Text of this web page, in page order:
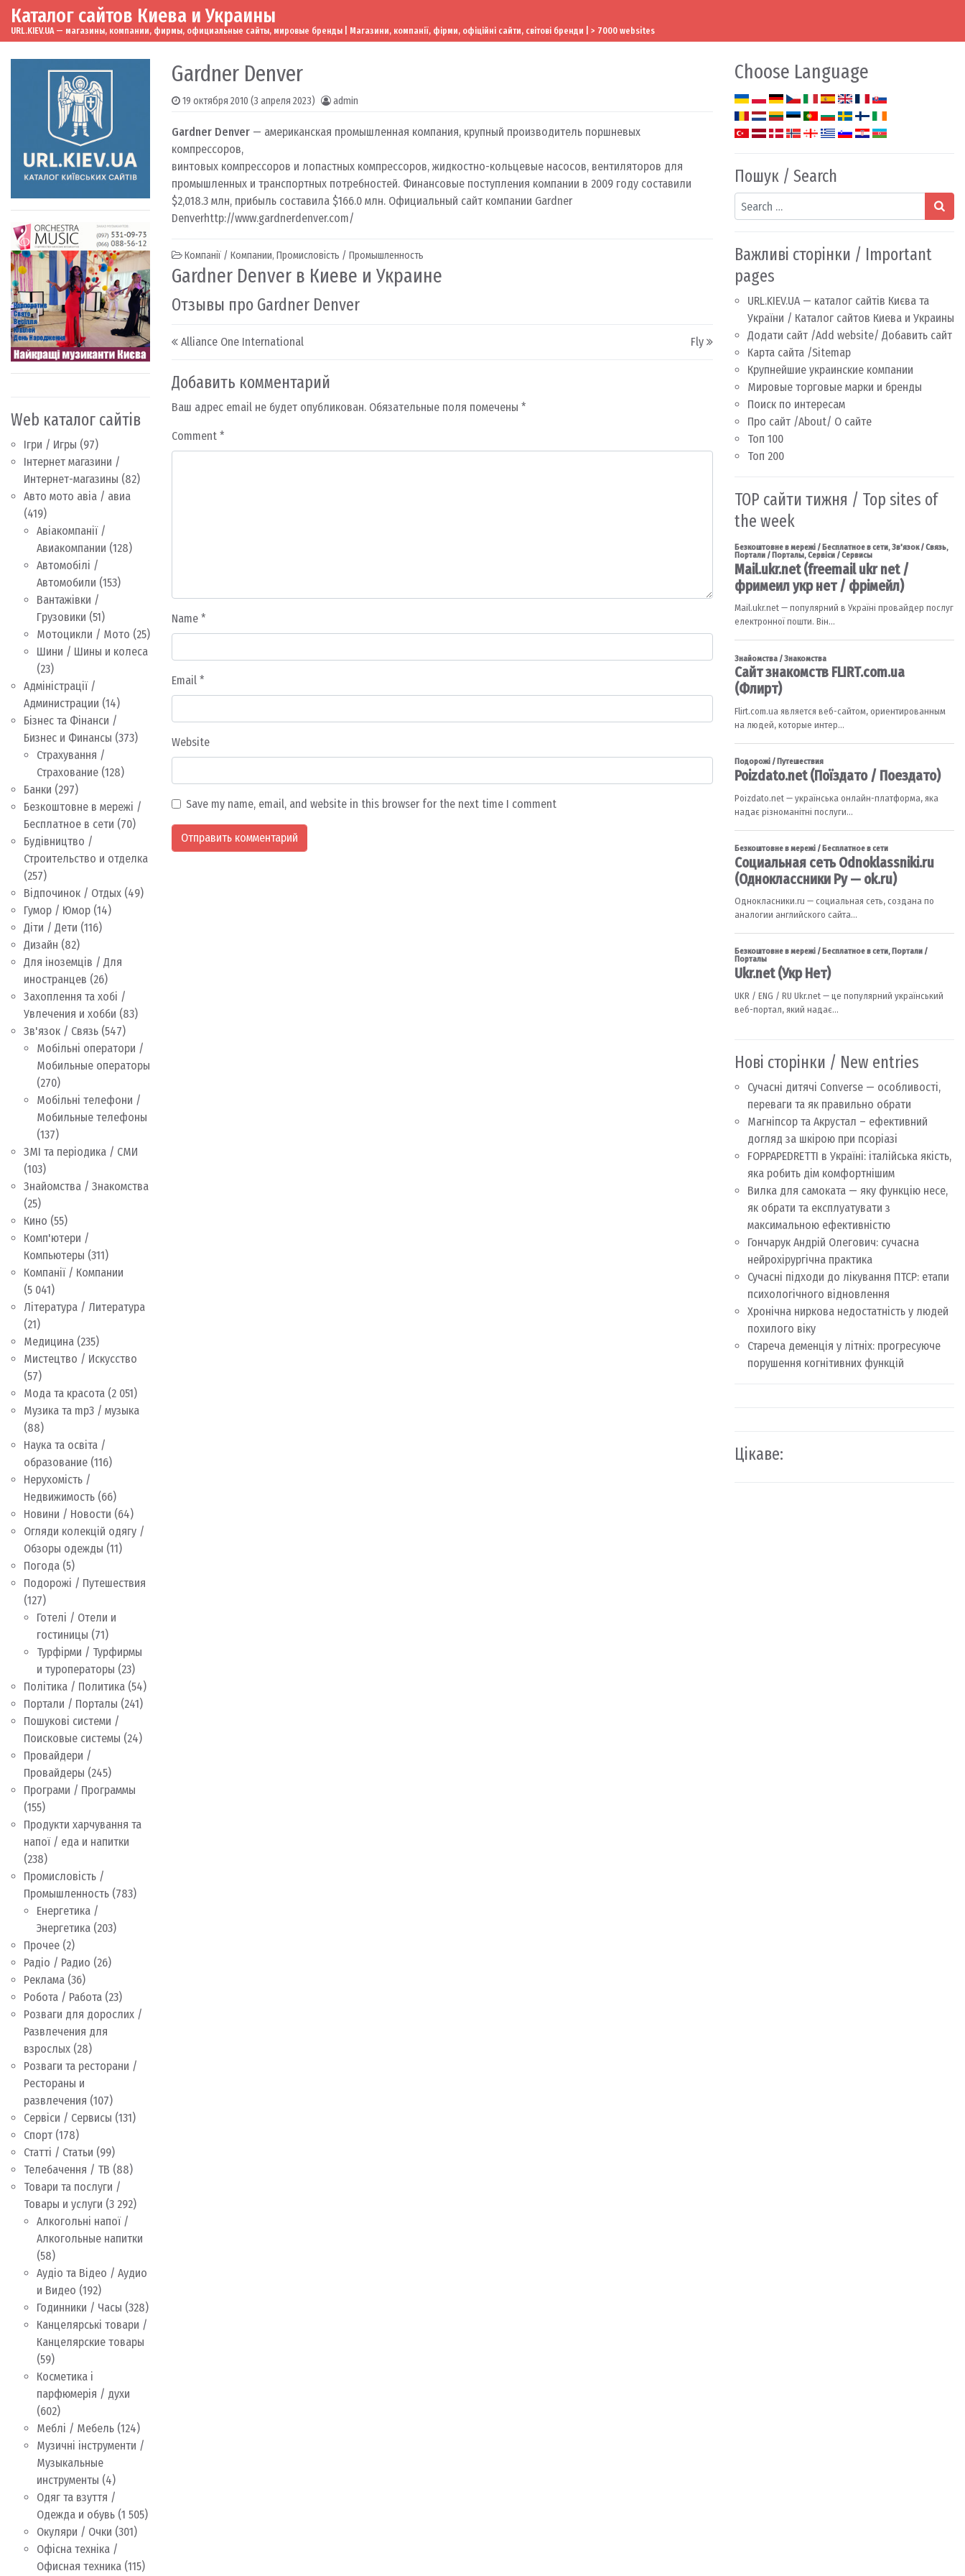
Skip to content
Main Navigation
Каталог сайтов Киева и Украины
URL.KIEV.UA — магазины, компании, фирмы, официальные сайты, мировые бренды | Магазини, компанії, фірми, офіційні сайти, світові бренди | > 7000 websites
Web каталог сайтів
Ігри / Игры (97)
Інтернет магазини /
Интернет-магазины (82)
Авто мото авіа / авиа
(419)
Авіакомпанії /
Авиакомпании (128)
Автомобілі /
Автомобили (153)
Вантажівки /
Грузовики (51)
Мотоцикли / Мото (25)
Шини / Шины и колеса
(23)
Адміністрації /
Администрации (14)
Бізнес та Фінанси /
Бизнес и Финансы (373)
Страхування /
Страхование (128)
Банки (297)
Безкоштовне в мережі /
Бесплатное в сети (70)
Будівництво /
Строительство и отделка
(257)
Відпочинок / Отдых (49)
Гумор / Юмор (14)
Діти / Дети (116)
Дизайн (82)
Для іноземців / Для
иностранцев (26)
Захоплення та хобі /
Увлечения и хобби (83)
Зв'язок / Связь (547)
Мобільні оператори /
Мобильные операторы
(270)
Мобільні телефони /
Мобильные телефоны
(137)
ЗМІ та періодика / СМИ
(103)
Знайомства / Знакомства
(25)
Кино (55)
Комп'ютери /
Компьютеры (311)
Компанії / Компании
(5 041)
Література / Литература
(21)
Медицина (235)
Мистецтво / Искусство
(57)
Мода та красота (2 051)
Музика та mp3 / музыка
(88)
Наука та освіта /
образование (116)
Нерухомість /
Недвижимость (66)
Новини / Новости (64)
Огляди колекцій одягу /
Обзоры одежды (11)
Погода (5)
Подорожі / Путешествия
(127)
Готелі / Отели и
гостиницы (71)
Турфірми / Турфирмы
и туроператоры (23)
Політика / Политика (54)
Портали / Порталы (241)
Пошукові системи /
Поисковые системы (24)
Провайдери /
Провайдеры (245)
Програми / Программы
(155)
Продукти харчування та
напої / еда и напитки
(238)
Промисловість /
Промышленность (783)
Енергетика /
Энергетика (203)
Прочее (2)
Радіо / Радио (26)
Реклама (36)
Робота / Работа (23)
Розваги для дорослих /
Развлечения для
взрослых (28)
Розваги та ресторани /
Рестораны и
развлечения (107)
Сервіси / Сервисы (131)
Спорт (178)
Статті / Статьи (99)
Телебачення / ТВ (88)
Товари та послуги /
Товары и услуги (3 292)
Алкогольні напої /
Алкогольные напитки
(58)
Аудіо та Відео / Аудио
и Видео (192)
Годинники / Часы (328)
Канцелярські товари /
Канцелярские товары
(59)
Косметика і
парфюмерія / духи
(602)
Меблі / Мебель (124)
Музичні інструменти /
Музыкальные
инструменты (4)
Одяг та взуття /
Одежда и обувь (1 505)
Окуляри / Очки (301)
Офісна техніка /
Офисная техника (115)
Gardner Denver
19 октября 2010 (3 апреля 2023) admin
Gardner Denver — американская промышленная компания, крупный производитель поршневых
компрессоров,
винтовых компрессоров и лопастных компрессоров, жидкостно-кольцевые насосов, вентиляторов для
промышленных и транспортных потребностей. Финансовые поступления компании в 2009 году составили
$2,018.3 млн, прибыль составила $166.0 млн. Официальный сайт компании Gardner
Denverhttp://www.gardnerdenver.com/
Компанії / Компании, Промисловість / Промышленность
Gardner Denver в Киеве и Украине
Отзывы про Gardner Denver
Post navigation
Alliance One International Fly
Добавить комментарий
Ваш адрес email не будет опубликован. Обязательные поля помечены *
Comment *
Name *
Email *
Website
Save my name, email, and website in this browser for the next time I comment
Choose Language
Пошук / Search
Search
Важливі сторінки / Important
pages
URL.KIEV.UA — каталог сайтів Києва та
України / Каталог сайтов Киева и Украины
Додати сайт /Add website/ Добавить сайт
Карта сайта /Sitemap
Крупнейшие украинские компании
Мировые торговые марки и бренды
Поиск по интересам
Про сайт /About/ О сайте
Топ 100
Топ 200
TOP сайти тижня / Top sites of
the week
Нові сторінки / New entries
Сучасні дитячі Converse — особливості,
переваги та як правильно обрати
Магніпсор та Акрустал – ефективний
догляд за шкірою при псоріазі
FOPPAPEDRETTI в Україні: італійська якість,
яка робить дім комфортнішим
Вилка для самоката — яку функцію несе,
як обрати та експлуатувати з
максимальною ефективністю
Гончарук Андрій Олегович: сучасна
нейрохірургічна практика
Сучасні підходи до лікування ПТСР: етапи
психологічного відновлення
Хронічна ниркова недостатність у людей
похилого віку
Стареча деменція у літніх: прогресуюче
порушення когнітивних функцій
Цікаве: